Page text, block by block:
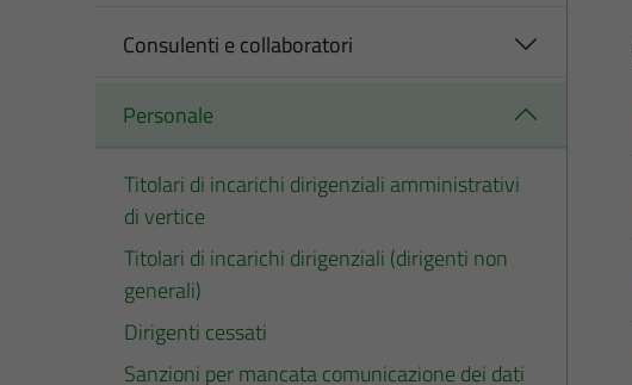
Consulenti e collaboratori
Personale
Titolari di incarichi dirigenziali amministrativi
di vertice
Titolari di incarichi dirigenziali (dirigenti non
generali)
Dirigenti cessati
Sanzioni per mancata comunicazione dei dati